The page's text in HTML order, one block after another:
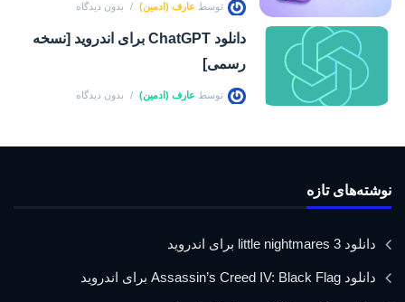
توسط عارف (ادمین) بدون دیدگاه
دانلود ChatGPT برای اندروید [نسخه
رسمی]
توسط عارف (ادمین) بدون دیدگاه
نوشته‌های تازه
دانلود little nightmares 3 برای اندروید
دانلود Assassin’s Creed IV: Black Flag برای اندروید